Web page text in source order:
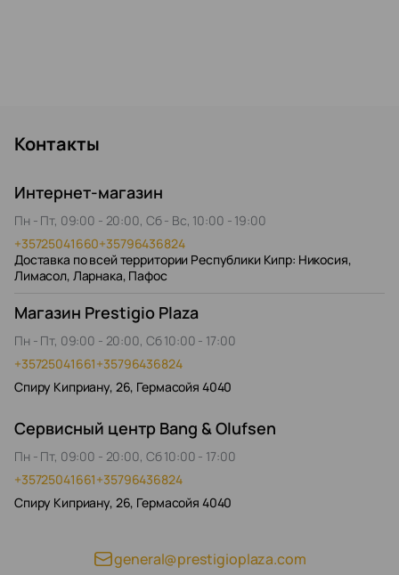
Контакты
Интернет-магазин
Пн - Пт, 09:00 - 20:00, Сб - Вс, 10:00 - 19:00
+35725041660+35796436824
Доставка по всей территории Республики Кипр: Никосия,
Лимасол, Ларнака, Пафос
Магазин Prestigio Plaza
Пн - Пт, 09:00 - 20:00, Сб 10:00 - 17:00
+35725041661+35796436824
Спиру Киприану, 26, Гермасойя 4040
Сервисный центр Bang & Olufsen
Пн - Пт, 09:00 - 20:00, Сб 10:00 - 17:00
+35725041661+35796436824
Спиру Киприану, 26, Гермасойя 4040
general@prestigioplaza.com